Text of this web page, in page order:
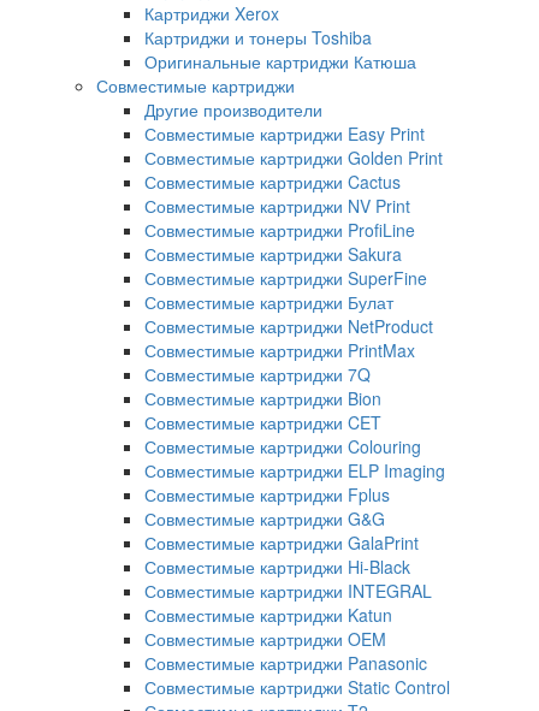
Картриджи Xerox
Картриджи и тонеры Toshiba
Оригинальные картриджи Катюша
Совместимые картриджи
Другие производители
Совместимые картриджи Easy Print
Совместимые картриджи Golden Print
Совместимые картриджи Cactus
Совместимые картриджи NV Print
Совместимые картриджи ProfiLine
Совместимые картриджи Sakura
Совместимые картриджи SuperFine
Совместимые картриджи Булат
Совместимые картриджи NetProduct
Совместимые картриджи PrintMax
Совместимые картриджи 7Q
Совместимые картриджи Bion
Совместимые картриджи CET
Совместимые картриджи Colouring
Совместимые картриджи ELP Imaging
Совместимые картриджи Fplus
Совместимые картриджи G&G
Совместимые картриджи GalaPrint
Совместимые картриджи Hi-Black
Совместимые картриджи INTEGRAL
Совместимые картриджи Katun
Совместимые картриджи OEM
Совместимые картриджи Panasonic
Совместимые картриджи Static Control